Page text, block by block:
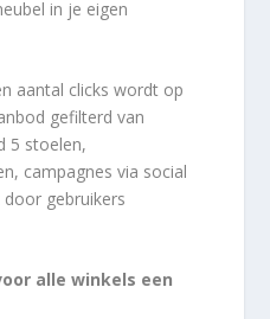
in je eigen
aantal clicks wordt op
gefilterd van
5 stoelen,
campagnes via social
gebruikers
alle winkels een